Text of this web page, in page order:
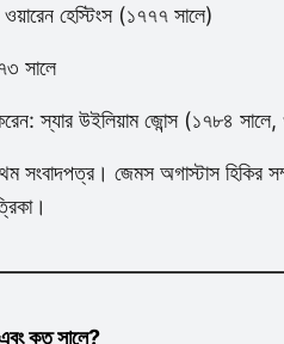
হেস্টিংস (১৭৭৭ সালে)
সালে
স্যার উইলিয়াম জোন্স (১৭৮৪ সালে,
জেমস অগাস্টাস হিকির
কত সালে?